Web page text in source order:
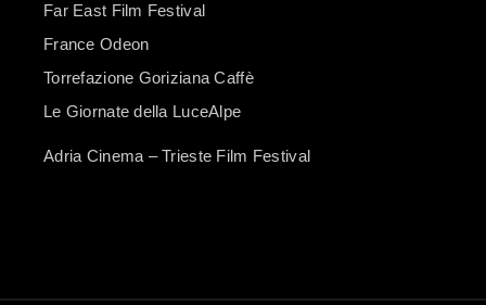
Far East Film Festival
France Odeon
Torrefazione Goriziana Caffè
Le Giornate della LuceAlpe
Adria Cinema – Trieste Film Festival